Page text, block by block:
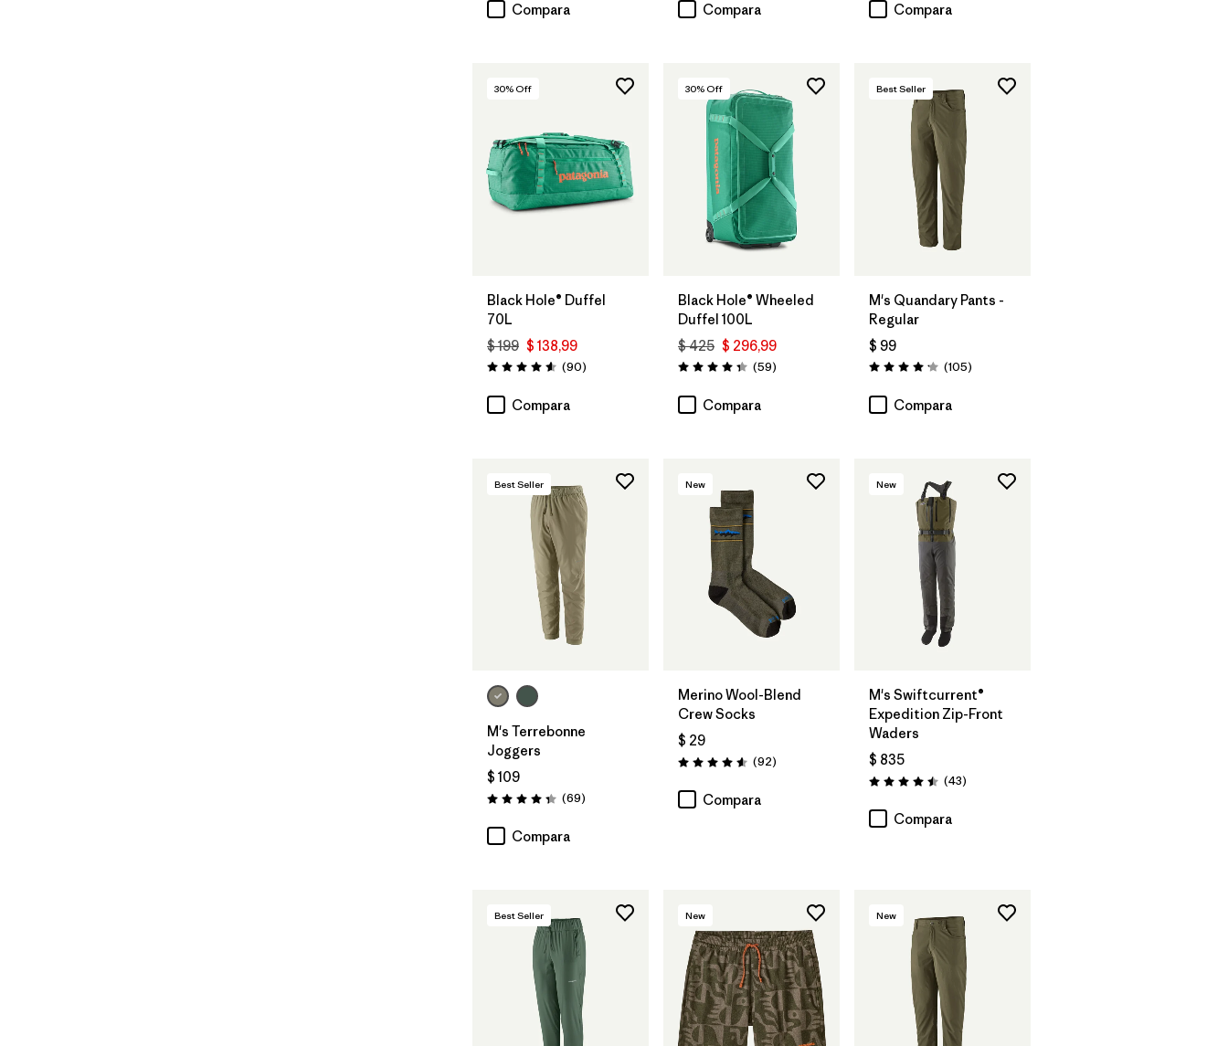
Compara Compara Compara
30% Off
Black Hole® Duffel
70L
$ 199 $ 138,99
Valoración: 4.6 / 5
(90Comentarios
)
Compara
Agregar a la
Bolsa
30% Off
Black Hole® Wheeled
Duffel 100L
$ 425 $ 296,99
Valoración: 4.3 / 5
(59Comentarios
)
Compara
Best Seller
M's Quandary Pants -
Regular
$ 99
Valoración: 4.2 / 5
(105Comentarios
)
Compara
Best Seller
M's Terrebonne
Joggers
$ 109
Valoración: 4.3 / 5
(69Comentarios
)
Compara
New
Merino Wool-Blend
Crew Socks
$ 29
Valoración: 4.6 / 5
(92Comentarios
)
Compara
New
M's Swiftcurrent®
Expedition Zip-Front
Waders
$ 835
Valoración: 4.5 / 5
(43Comentarios
)
Compara
Best Seller New New